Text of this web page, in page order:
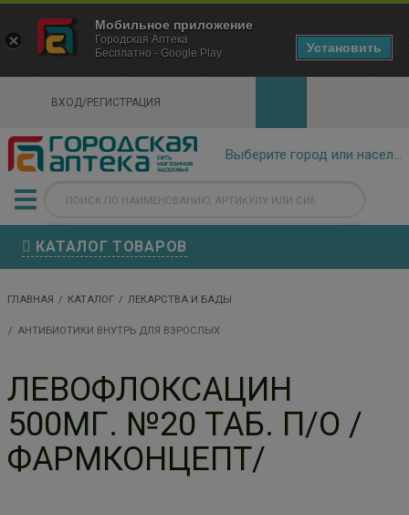
ВХОД/РЕГИСТРАЦИЯ
КАТАЛОГ ТОВАРОВ
ГЛАВНАЯ КАТАЛОГ ЛЕКАРСТВА И БАДЫ
АНТИБИОТИКИ ВНУТРЬ ДЛЯ ВЗРОСЛЫХ
ЛЕВОФЛОКСАЦИН
500МГ. №20 ТАБ. П/О /
ФАРМКОНЦЕПТ/
×
Городская Аптека Маркетплейс
- In Google Play
Мобильное приложение
Городская Аптека
Бесплатно - Google Play
Установить